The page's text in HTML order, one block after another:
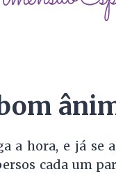
a hora, e já se
cada um